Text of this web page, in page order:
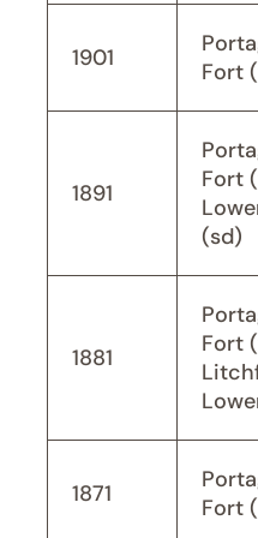
1901
Fort
1891
Fort
(sd)
1881
Fort
1871
Fort